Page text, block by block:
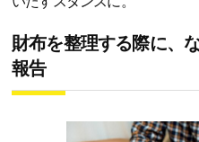
財布を整理する際に、
報告